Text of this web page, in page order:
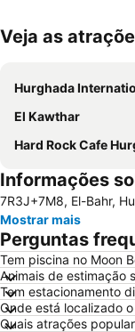
Veja as
Hurghada
El Kawthar
Hard Rock Cafe
Informações
7R3J+7M8, El-Bahr,
Mostrar mais
Perguntas
Tem piscina no Moon
Animais de estimação
Tem estacionamento
Onde está localizado
Quais atrações